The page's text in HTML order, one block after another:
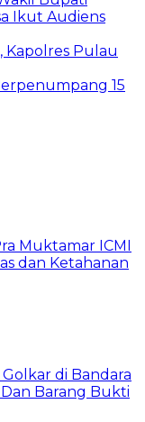
Ikut Audiens
Kapolres Pulau
15
Muktamar ICMI
dan Ketahanan
Golkar di Bandara
Barang Bukti